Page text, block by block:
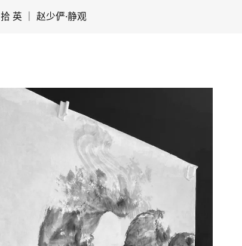
拾 英 ｜ 赵少俨·静观